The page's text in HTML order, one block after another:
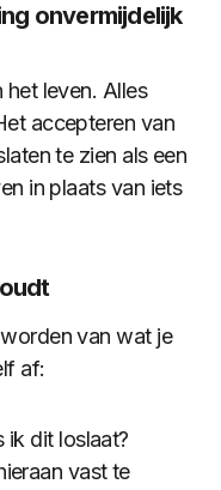
onvermijdelijk
het leven. Alles
accepteren van
te zien als een
in plaats van iets
van wat je
af:
ik dit loslaat?
vast te